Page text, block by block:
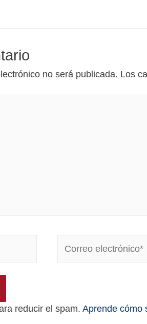
no será publicada. Los
reducir el spam. Aprende cómo